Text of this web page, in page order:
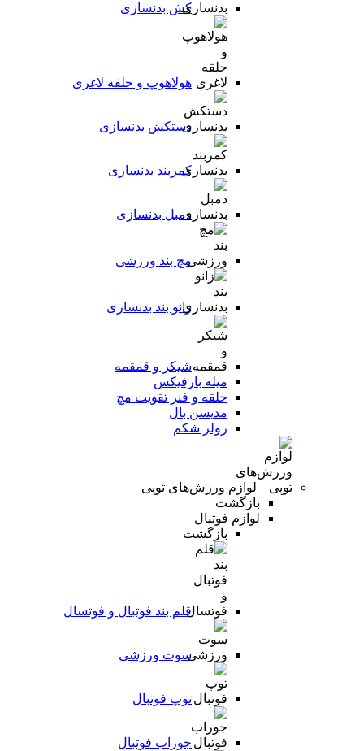
کش بدنسازی
هولاهوپ و حلقه لاغری
دستکش بدنسازی
کمربند بدنسازی
دمبل بدنسازی
مچ بند ورزشی
زانو بند بدنسازی
شیکر و قمقمه
میله بارفیکس
حلقه و فنر تقویت مچ
مدیسن بال
رولر شکم
لوازم ورزش‌های توپی
بازگشت
لوازم فوتبال
بازگشت
قلم بند فوتبال و فوتسال
سوت ورزشی
توپ فوتبال
جوراب فوتبال